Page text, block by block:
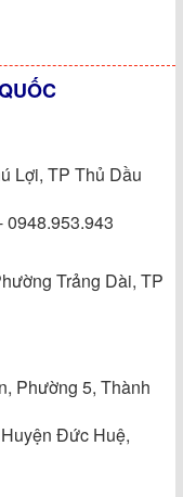
Lợi, TP Thủ Dầu
0948.953.943
Trảng Dài, TP
Phường 5, Thành
Đức Huệ,